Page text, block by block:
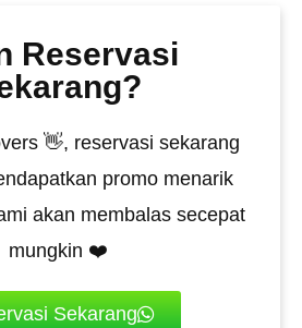
Reservasi
👋, reservasi sekarang
promo menarik
akan membalas secepat
mungkin ❤️
Sekarang